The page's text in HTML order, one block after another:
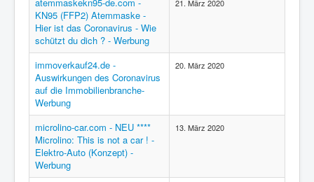
KN95 (FFP2) Atemmaske -
Hier ist das Coronavirus - Wie
schützt du dich ? - Werbung
21. März 2020
immoverkauf24.de -
Auswirkungen des Coronavirus
auf die Immobilienbranche-
Werbung
20. März 2020
microlino-car.com - NEU ****
Microlino: This is not a car ! -
Elektro-Auto (Konzept) -
Werbung
13. März 2020